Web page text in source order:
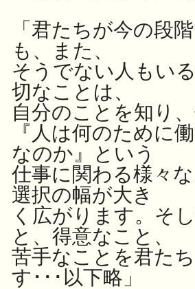
「 君たちが今の段
も、また、
そうでない人もい
切なことは、
自分のことを知り
『人は何のために
なのか』という
仕事に関わる様々
選択の幅が大き
く広がります。 そ
と、得意なこと、
苦手なことを君た
す･･･以下略 」